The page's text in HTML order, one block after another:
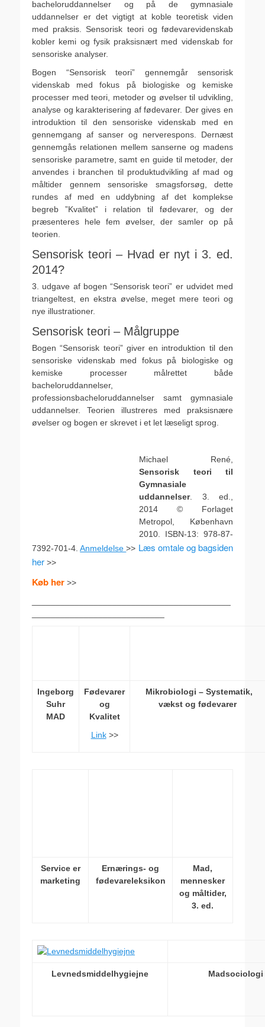
bacheloruddannelser og på de gymnasiale
uddannelser er det vigtigt at koble teoretisk viden
med praksis. Sensorisk teori og fødevarevidenskab
kobler kemi og fysik praksisnært med videnskab for
sensoriske analyser.
Bogen “Sensorisk teori” gennemgår sensorisk
videnskab med fokus på biologiske og kemiske
processer med teori, metoder og øvelser til udvikling,
analyse og karakterisering af fødevarer. Der gives en
introduktion til den sensoriske videnskab med en
gennemgang af sanser og nerverespons. Dernæst
gennemgås relationen mellem sanserne og madens
sensoriske parametre, samt en guide til metoder, der
anvendes i branchen til produktudvikling af mad og
måltider gennem sensoriske smagsforsøg, dette
rundes af med en uddybning af det komplekse
begreb ”Kvalitet” i relation til fødevarer, og der
præsenteres hele fem øvelser, der samler op på
teorien.
Sensorisk teori – Hvad er nyt i 3. ed.
2014?
3. udgave af bogen “Sensorisk teori” er udvidet med
triangeltest, en ekstra øvelse, meget mere teori og
nye illustrationer.
Sensorisk teori – Målgruppe
Bogen “Sensorisk teori” giver en introduktion til den
sensoriske videnskab med fokus på biologiske og
kemiske processer målrettet både
bacheloruddannelser,
professionsbacheloruddannelser samt gymnasiale
uddannelser. Teorien illustreres med praksisnære
øvelser og bogen er skrevet i et let læseligt sprog.
Michael René,
Sensorisk teori til
Gymnasiale
uddannelser. 3. ed.,
2014 © Forlaget
Metropol, København
2010. ISBN-13: 978-87-
7392-701-4.Anmeldelse>> Læs omtale og bagsiden
her >>
Køb her >>
Ingeborg
Suhr
MAD
Fødevarer
og
Kvalitet
Link>>
Mikrobiologi – Systematik,
vækst og fødevarer
Service er
marketing
Ernærings- og
fødevareleksikon
Mad,
mennesker
og måltider,
3. ed.
Levnedsmiddelhygiejne Madsociologi